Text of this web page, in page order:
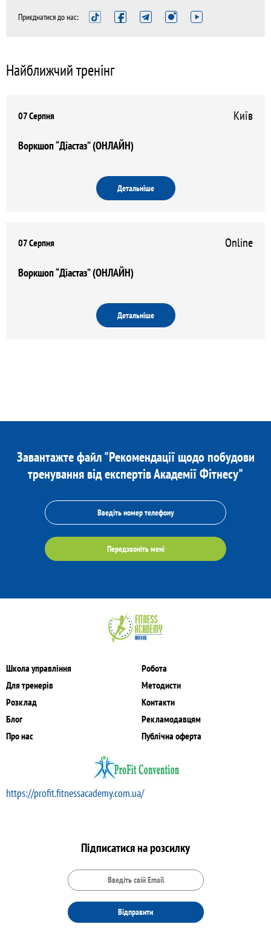
Приєднатися до нас:
Найближчий тренінг
07 Серпня Київ
Воркшоп “Діастаз” (ОНЛАЙН)
Детальніше
07 Серпня Online
Воркшоп “Діастаз” (ОНЛАЙН)
Детальніше
Завантажте файл "Рекомендації щодо побудови
тренування від експертів Академії Фітнесу"
Передзвоніть мені
Школа управління
Для тренерів
Розклад
Блог
Про нас
Робота
Методисти
Контакти
Рекламодавцям
Публічна оферта
https://profit.fitnessacademy.com.ua/
Підписатися на розсилку
Відправити